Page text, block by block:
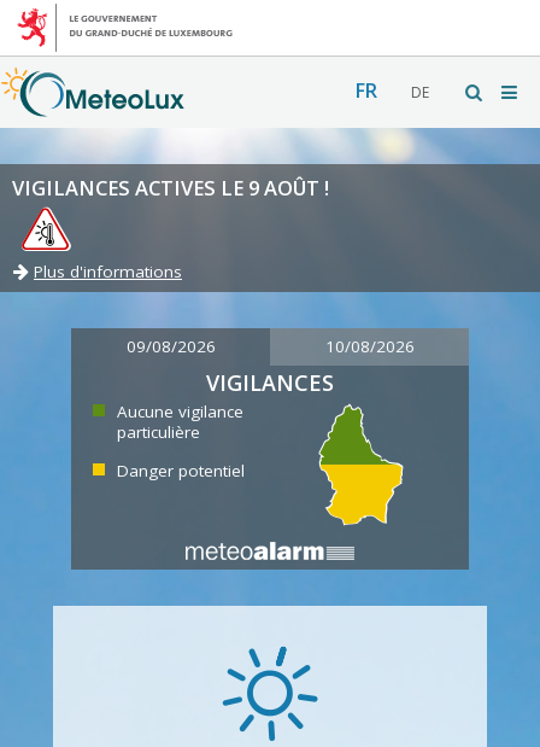
FR DE
VIGILANCES ACTIVES LE 9 AOÛT !
Plus d'informations
09/08/2026 10/08/2026
VIGILANCES
Aucune vigilance
particulière
Danger potentiel